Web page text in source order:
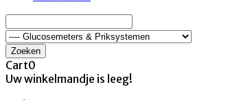
Zoeken
Cart0
Uw winkelmandje is leeg!